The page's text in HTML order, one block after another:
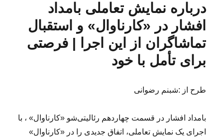
درباره نمایش تعاملی بامداد
افشار در «کارناوال» و استقبال
تماشاگران از این اجرا | فرصتی
برای تأمل با خود
طرح از :شبنم رضوانی
بامداد افشار در قسمت چهاردهم رئالیتی‌شو «کارناوال» ، با
اجرای یک نمایش تعاملی، اتفاق جدیدی را در «کارناوال»